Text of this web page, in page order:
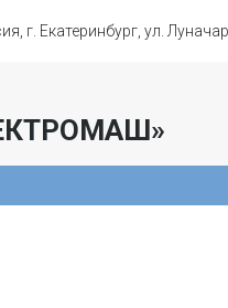
г. Екатеринбург, ул.